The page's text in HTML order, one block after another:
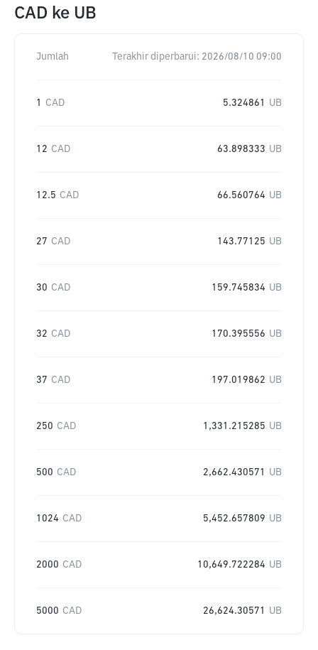
CAD ke UB
Jumlah Terakhir diperbarui: 2026/08/10 09:00
1 CAD 5.324861 UB
12 CAD 63.898333 UB
12.5 CAD 66.560764 UB
27 CAD 143.77125 UB
30 CAD 159.745834 UB
32 CAD 170.395556 UB
37 CAD 197.019862 UB
250 CAD 1,331.215285 UB
500 CAD 2,662.430571 UB
1024 CAD 5,452.657809 UB
2000 CAD 10,649.722284 UB
5000 CAD 26,624.30571 UB